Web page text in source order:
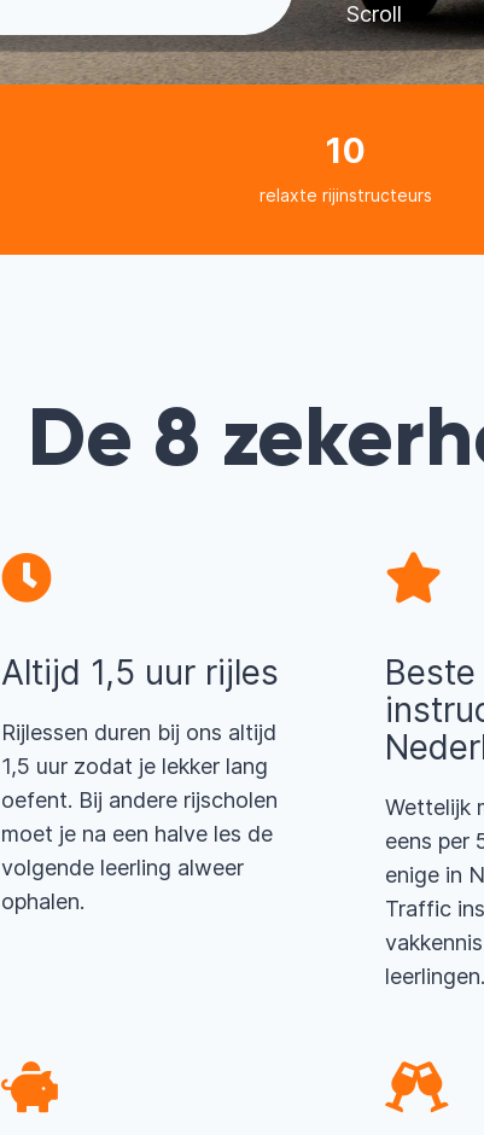
Scroll
10
relaxte rijinstructeurs
De 8
Altijd 1,5 uur rijles
Rijlessen duren bij ons altijd
1,5 uur zodat je lekker lang
oefent. Bij andere rijscholen
moet je na een halve les de
volgende leerling alweer
ophalen.
Wettelijk
eens per
enige in
Traffic
leerlingen.